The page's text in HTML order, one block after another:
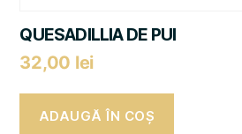
QUESADILLIA DE PUI
32,00 lei
ADAUGĂ ÎN COȘ